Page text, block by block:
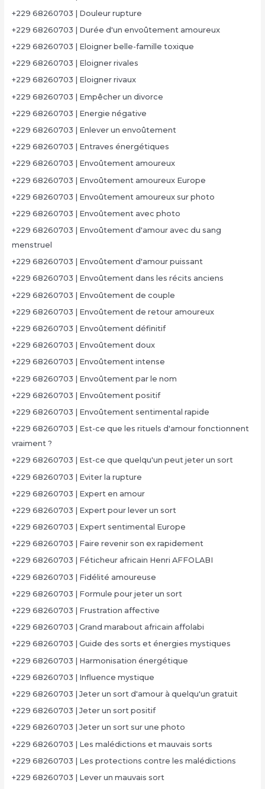
+229 68260703 | Douleur rupture
+229 68260703 | Durée d'un envoûtement amoureux
+229 68260703 | Eloigner belle-famille toxique
+229 68260703 | Eloigner rivales
+229 68260703 | Eloigner rivaux
+229 68260703 | Empêcher un divorce
+229 68260703 | Energie négative
+229 68260703 | Enlever un envoûtement
+229 68260703 | Entraves énergétiques
+229 68260703 | Envoûtement amoureux
+229 68260703 | Envoûtement amoureux Europe
+229 68260703 | Envoûtement amoureux sur photo
+229 68260703 | Envoûtement avec photo
+229 68260703 | Envoûtement d'amour avec du sang
menstruel
+229 68260703 | Envoûtement d'amour puissant
+229 68260703 | Envoûtement dans les récits anciens
+229 68260703 | Envoûtement de couple
+229 68260703 | Envoûtement de retour amoureux
+229 68260703 | Envoûtement définitif
+229 68260703 | Envoûtement doux
+229 68260703 | Envoûtement intense
+229 68260703 | Envoûtement par le nom
+229 68260703 | Envoûtement positif
+229 68260703 | Envoûtement sentimental rapide
+229 68260703 | Est-ce que les rituels d'amour fonctionnent
vraiment ?
+229 68260703 | Est-ce que quelqu'un peut jeter un sort
+229 68260703 | Eviter la rupture
+229 68260703 | Expert en amour
+229 68260703 | Expert pour lever un sort
+229 68260703 | Expert sentimental Europe
+229 68260703 | Faire revenir son ex rapidement
+229 68260703 | Féticheur africain Henri AFFOLABI
+229 68260703 | Fidélité amoureuse
+229 68260703 | Formule pour jeter un sort
+229 68260703 | Frustration affective
+229 68260703 | Grand marabout africain affolabi
+229 68260703 | Guide des sorts et énergies mystiques
+229 68260703 | Harmonisation énergétique
+229 68260703 | Influence mystique
+229 68260703 | Jeter un sort d'amour à quelqu'un gratuit
+229 68260703 | Jeter un sort positif
+229 68260703 | Jeter un sort sur une photo
+229 68260703 | Les malédictions et mauvais sorts
+229 68260703 | Les protections contre les malédictions
+229 68260703 | Lever un mauvais sort